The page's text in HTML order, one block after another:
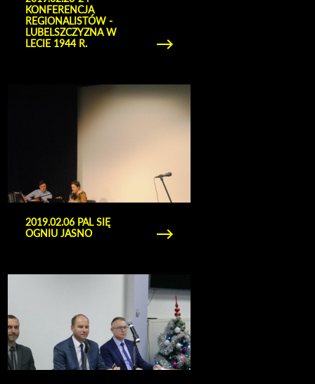
KONFERENCJA
REGIONALISTÓW -
LUBELSZCZYZNA W
LECIE 1944 R.
2019.02.06 PAL SIĘ
OGNIU JASNO
Obejrzyj galerię zdjęć 2019.02.06 Pal się ogniu
Obejrzyj galerię zdjęć 2019.01.30 - Spotkanie
Noworoczne Uniwersytetu Trzeciego Wieku